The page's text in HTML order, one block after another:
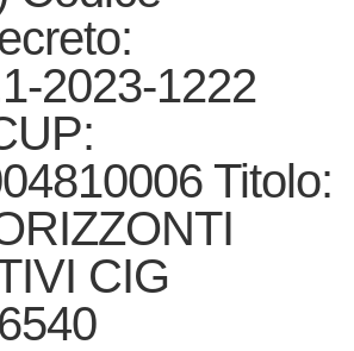
2023-1222
Titolo:
CIG